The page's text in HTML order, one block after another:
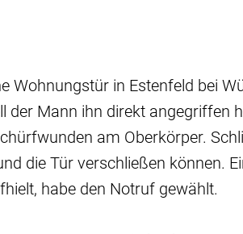
Wohnungstür in Estenfeld bei
der Mann ihn direkt angegriffen
am Oberkörper.
die Tür verschließen können.
habe den Notruf gewählt.